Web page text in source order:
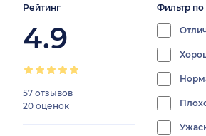
Рейтинг
4.9
57 отзывов
20 оценок
Фильтр
0%
0%
progress: